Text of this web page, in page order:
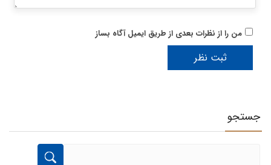
من را از نظرات بعدی از طریق ایمیل آگاه بساز
جستجو